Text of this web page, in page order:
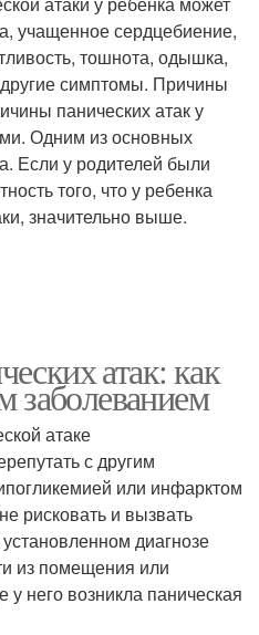
учащенное сердцебиение,
тошнота, одышка,
симптомы. Причины
панических атак у
Одним из основных
Если у родителей были
того, что у ребенка
значительно выше.
атак: как
заболеванием
атаке
с другим
или инфарктом
рисковать и вызвать
диагнозе
из помещения или
у него возникла паническая